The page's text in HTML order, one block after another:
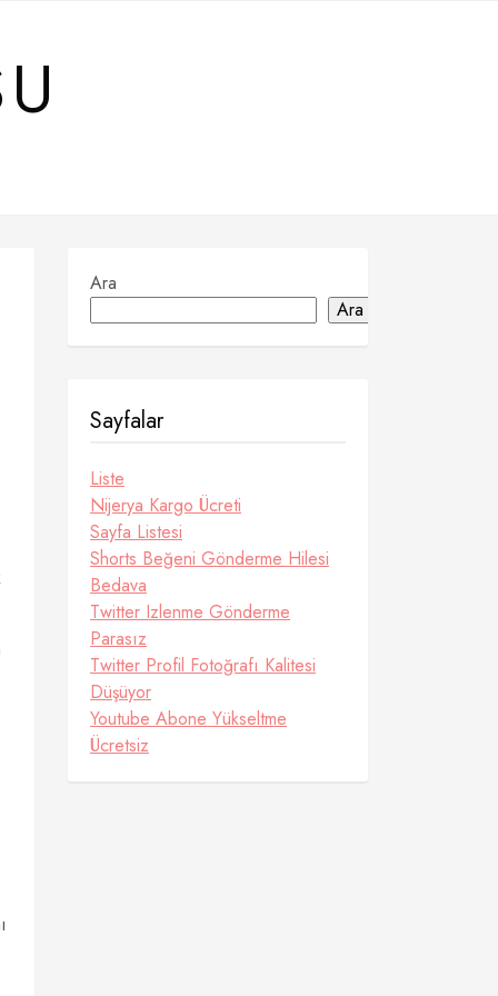
Ara
Ara
Sayfalar
Liste
Nijerya Kargo Ücreti
Sayfa Listesi
Shorts Beğeni Gönderme Hilesi
Bedava
Twitter Izlenme Gönderme
Parasız
Twitter Profil Fotoğrafı Kalitesi
Düşüyor
Youtube Abone Yükseltme
Ücretsiz